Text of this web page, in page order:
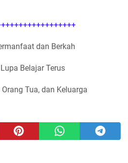
dan Berkah
Belajar Terus
Tua, dan Keluarga